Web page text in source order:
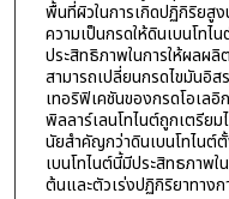
พื้นที่ผิวในการเกิดปฏิกิริยสู
ความเป็นกรดให้ดินเบนโทไ
ประสิทธิภาพในการให้ผลผ
สามารถเปลี่ยนกรดไขมันอิส
เทอริฟิเคชันของกรดโอเล
พิลลาร์เลนโทไนต์ถูกเตรีย
นัยสำคัญกว่าดินเบนโทไนต์
เบนโทไนต์นี้มีประสิทธภาพใ
ต้นและตัวเร่งปฏิกิริยาทาง